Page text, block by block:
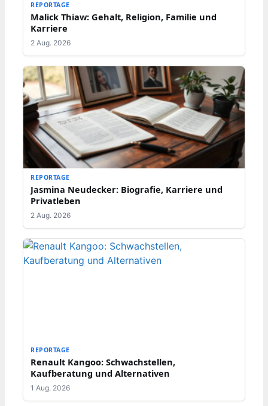
REPORTAGE
Malick Thiaw: Gehalt, Religion, Familie und
Karriere
2 Aug. 2026
REPORTAGE
Jasmina Neudecker: Biografie, Karriere und
Privatleben
2 Aug. 2026
REPORTAGE
Renault Kangoo: Schwachstellen,
Kaufberatung und Alternativen
1 Aug. 2026